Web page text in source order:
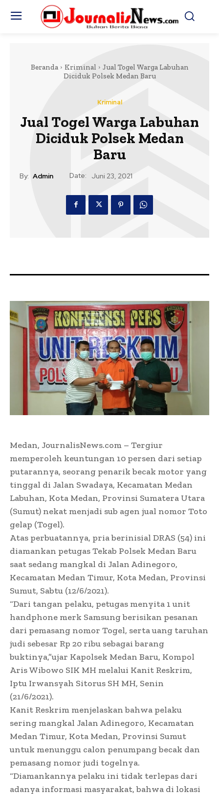
Beranda Kriminal
Jual Togel Warga Labuhan
Diciduk Polsek Medan Baru
Kriminal
Jual Togel Warga Labuhan
Diciduk Polsek Medan
Baru
By: Admin Date: Juni 23, 2021
Medan, JournalisNews.com – Tergiur
memperoleh keuntungan 10 persen dari setiap
putarannya, seorang penarik becak motor yang
tinggal di Jalan Swadaya, Kecamatan Medan
Labuhan, Kota Medan, Provinsi Sumatera Utara
(Sumut) nekat menjadi sub agen jual nomor Toto
gelap (Togel).
Atas perbuatannya, pria berinisial DRAS (54) ini
diamankan petugas Tekab Polsek Medan Baru
saat sedang mangkal di Jalan Adinegoro,
Kecamatan Medan Timur, Kota Medan, Provinsi
Sumut, Sabtu (12/6/2021).
“Dari tangan pelaku, petugas menyita 1 unit
handphone merk Samsung berisikan pesanan
dari pemasang nomor Togel, serta uang taruhan
judi sebesar Rp 20 ribu sebagai barang
buktinya,”ujar Kapolsek Medan Baru, Kompol
Aris Wibowo SIK MH melalui Kanit Reskrim,
Iptu Irwansyah Sitorus SH MH, Senin
(21/6/2021).
Kanit Reskrim menjelaskan bahwa pelaku
sering mangkal Jalan Adinegoro, Kecamatan
Medan Timur, Kota Medan, Provinsi Sumut
untuk menunggu calon penumpang becak dan
pemasang nomor judi togelnya.
“Diamankannya pelaku ini tidak terlepas dari
adanya informasi masyarakat, bahwa di lokasi